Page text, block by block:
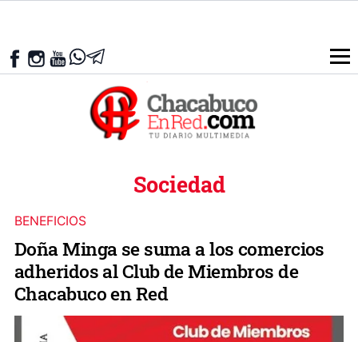
Sociedad
BENEFICIOS
Doña Minga se suma a los comercios
adheridos al Club de Miembros de
Chacabuco en Red